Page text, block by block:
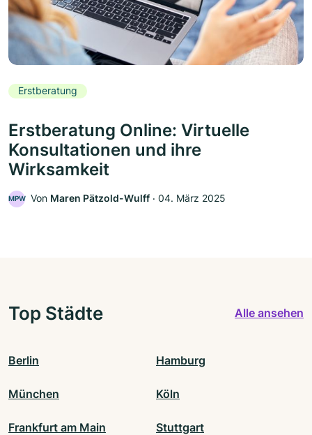
Erstberatung
Erstberatung Online: Virtuelle
Konsultationen und ihre
Wirksamkeit
MPW Von Maren Pätzold-Wulff ‧ 04. März 2025
Top Städte Alle ansehen
Berlin Hamburg
München Köln
Frankfurt am Main Stuttgart